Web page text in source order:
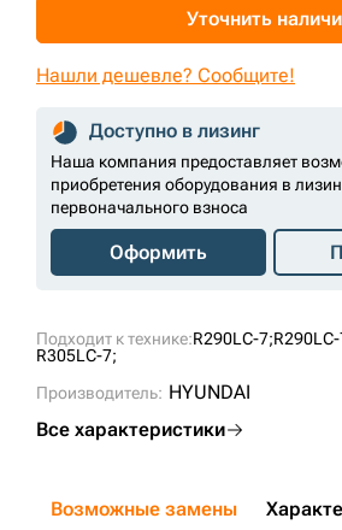
Подходит к технике:R290LC-7;
R305LC-7;
Производитель: HYUNDAI
Все характеристики
Уточнить
Нашли дешевле? Сообщите!
Доступно в лизинг
Наша компания предоставляет
приобретения оборудования в
первоначального взноса
Оформить
Возможные замены